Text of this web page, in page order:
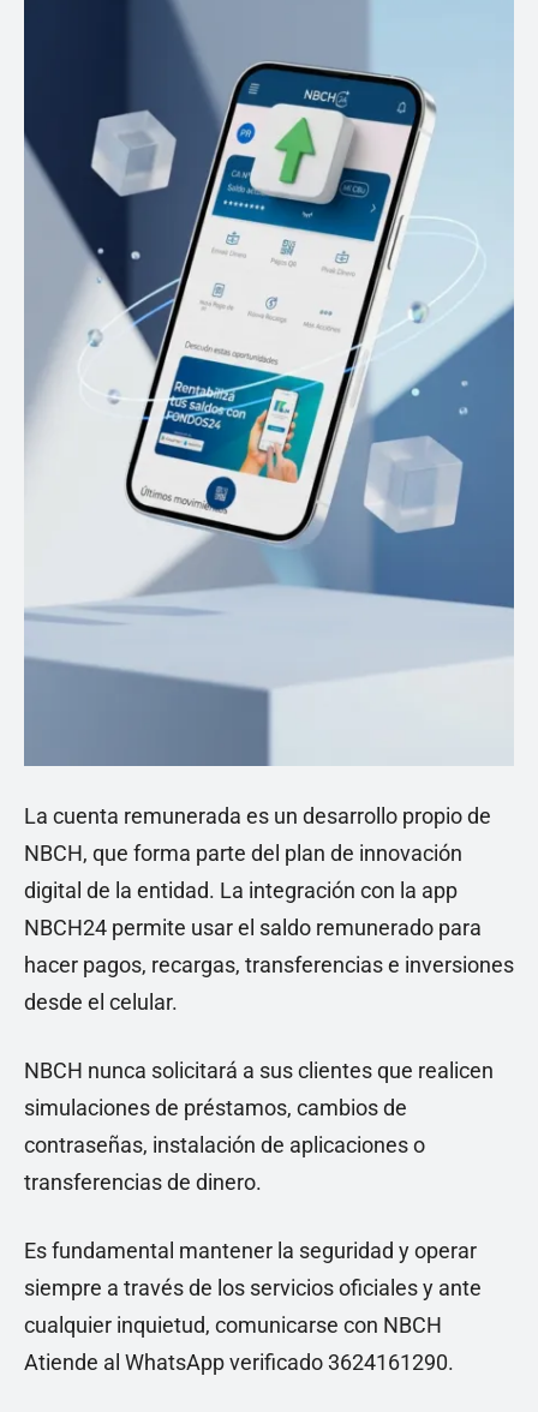
La cuenta remunerada es un desarrollo propio de
NBCH, que forma parte del plan de innovación
digital de la entidad. La integración con la app
NBCH24 permite usar el saldo remunerado para
hacer pagos, recargas, transferencias e inversiones
desde el celular.
NBCH nunca solicitará a sus clientes que realicen
simulaciones de préstamos, cambios de
contraseñas, instalación de aplicaciones o
transferencias de dinero.
Es fundamental mantener la seguridad y operar
siempre a través de los servicios oficiales y ante
cualquier inquietud, comunicarse con NBCH
Atiende al WhatsApp verificado 3624161290.